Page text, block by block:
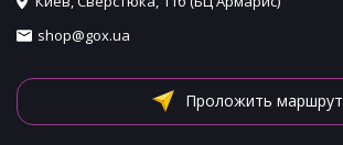
shop@gox.ua
Проложить маршрут